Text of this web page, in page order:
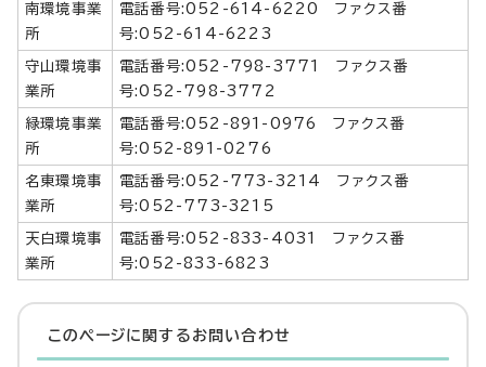
南環境事業
所
電話番号:052-614-6220 ファクス番
号:052-614-6223
守山環境事
業所
電話番号:052-798-3771 ファクス番
号:052-798-3772
緑環境事業
所
電話番号:052-891-0976 ファクス番
号:052-891-0276
名東環境事
業所
電話番号:052-773-3214 ファクス番
号:052-773-3215
天白環境事
業所
電話番号:052-833-4031 ファクス番
号:052-833-6823
このページに関する お問い合わせ